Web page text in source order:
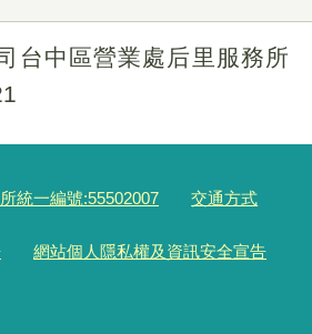
台中區營業處后里服務所
統一編號:55502007 交通方式
網站個人隱私權及資訊安全宣告